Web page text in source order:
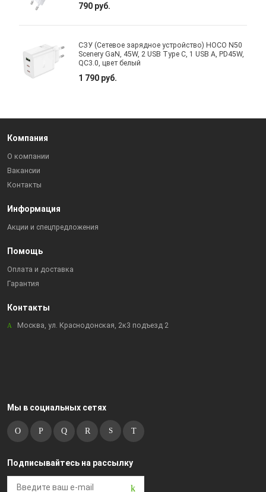
790 руб.
СЗУ (Сетевое зарядное устройство) HOCO N50
Scenery GaN, 45W, 2 USB Type C, 1 USB A, PD45W,
QC3.0, цвет белый
1 790 руб.
Компания
О компании
Вакансии
Контакты
Информация
Акции и спецпредложения
Помощь
Оплата и доставка
Гарантия
Контакты
Москва, ул. Краснодонская, 2к3 подъезд 2
Мы в социальных сетях
Подписывайтесь на рассылку